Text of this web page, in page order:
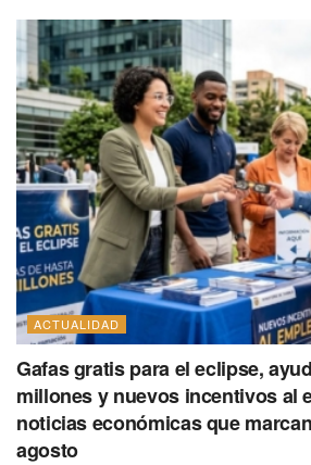
ACTUALIDAD
Gafas gratis para el eclipse,
millones y nuevos incentivos al
noticias económicas que
agosto